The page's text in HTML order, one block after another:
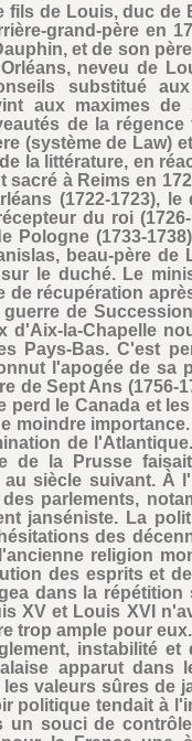
fils de Louis, duc de
grand-père en
et de son
neveu de
substitué
aux maximes
de la
(système de Law)
la littérature, en
à Reims en
(1722-1723),
du roi
Pologne (1733-
beau-père de
le duché. Le
récupération
de
d'Aix-la-Chapelle
Pays-Bas. C'est
l'apogée de sa
de Sept Ans (1756-
perd le Canada et
moindre
de
de la Prusse
siècle suivant. À
parlements,
janséniste. La
des
religion
des esprits et
dans la répétition
XV et Louis XVI
trop ample pour
instabilité et
apparut dans
valeurs sûres de
politique tendait à
un souci de